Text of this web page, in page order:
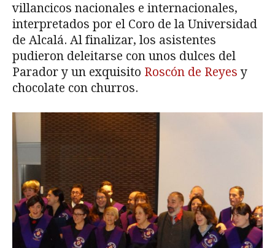
villancicos nacionales e internacionales,
interpretados por el Coro de la Universidad
de Alcalá. Al finalizar, los asistentes
pudieron deleitarse con unos dulces del
Parador y un exquisito Roscón de Reyes y
chocolate con churros.